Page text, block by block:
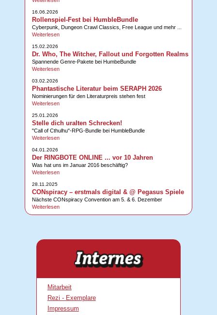
16.06.2026
Rollenspiel-Fest bei HumbleBundle
Cyberpunk, Dungeon Crawl Classics, Free League und mehr ...
Weiterlesen
15.02.2026
Dr. Who, The Witcher, Fallout und Forgotten Realms
Spannende Genre-Pakete bei HumbeBundle
Weiterlesen
03.02.2026
Phantastische Literatur beim SERAPH 2026
Nominierungen für den Literaturpreis stehen fest
Weiterlesen
25.01.2026
Stelle dich uralten Schrecken!
"Call of Cthulhu"-RPG-Bundle bei HumbleBundle
Weiterlesen
04.01.2026
Der RINGBOTE ONLINE ... vor 10 Jahren
Was hat uns im Januar 2016 beschäftig?
Weiterlesen
28.11.2025
CONspiracy – erstmals digital & @ Pegasus Spiele
Nächste CONspiracy Convention am 5. & 6. Dezember
Weiterlesen
Mitarbeit
Rezi - Exemplare
Impressum